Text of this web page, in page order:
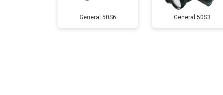
General 50S6 General 50S3